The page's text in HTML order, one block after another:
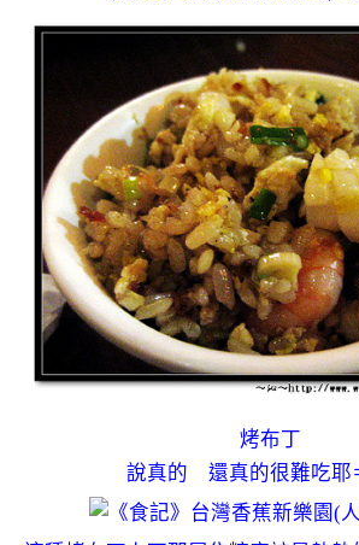
烤布丁
說真的 還真的很難吃